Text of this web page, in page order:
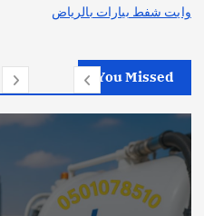
وايت شفط بيارات بالرياض
You Missed